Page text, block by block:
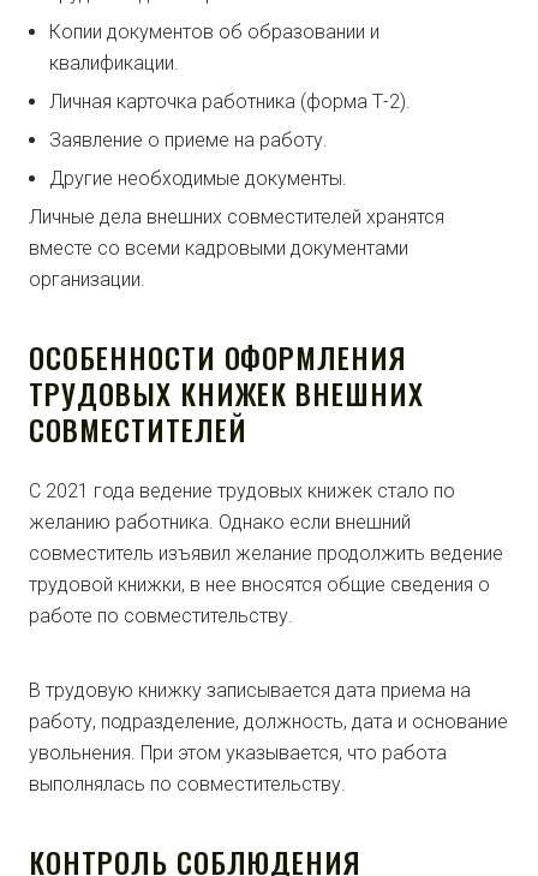
Копии документов об образовании и
квалификации.
Личная карточка работника (форма Т-2).
Заявление о приеме на работу.
Другие необходимые документы.
Личные дела внешних совместителей хранятся
вместе со всеми кадровыми документами
организации.
ОСОБЕННОСТИ ОФОРМЛЕНИЯ
ТРУДОВЫХ КНИЖЕК ВНЕШНИХ
СОВМЕСТИТЕЛЕЙ
С 2021 года ведение трудовых книжек стало по
желанию работника. Однако если внешний
совместитель изъявил желание продолжить ведение
трудовой книжки, в нее вносятся общие сведения о
работе по совместительству.
В трудовую книжку записывается дата приема на
работу, подразделение, должность, дата и основание
увольнения. При этом указывается, что работа
выполнялась по совместительству.
КОНТРОЛЬ СОБЛЮДЕНИЯ